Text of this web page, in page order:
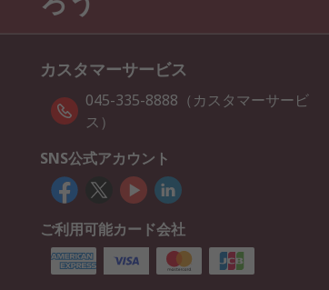
カスタマーサービス
045-335-8888（カスタマーサービ
ス）
SNS公式アカウント
ご利用可能カード会社